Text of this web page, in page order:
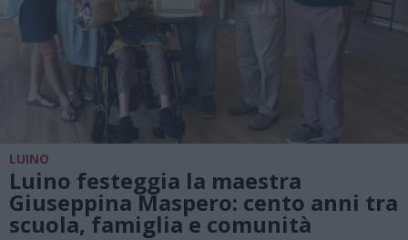
LUINO
Luino festeggia la maestra
Giuseppina Maspero: cento anni tra
scuola, famiglia e comunità